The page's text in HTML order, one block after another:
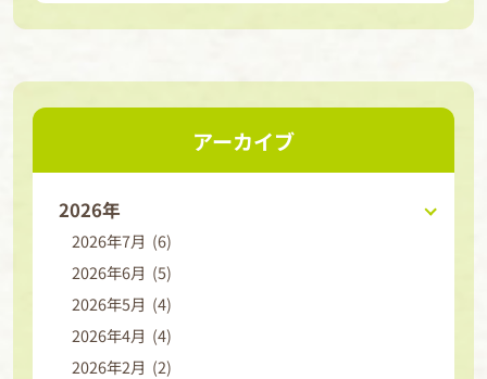
アーカイブ
2026年
2026年7月 (6)
2026年6月 (5)
2026年5月 (4)
2026年4月 (4)
2026年2月 (2)